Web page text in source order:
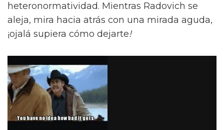
heteronormatividad. Mientras Radovich se
aleja, mira hacia atrás con una mirada aguda,
¡ojalá supiera cómo dejarte!